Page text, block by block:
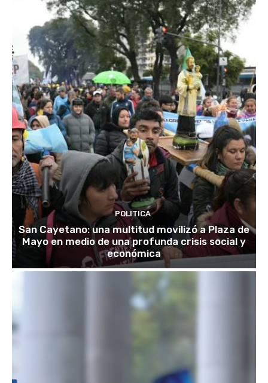
POLITICA
San Cayetano: una multitud movilizó a Plaza de
Mayo en medio de una profunda crisis social y
económica